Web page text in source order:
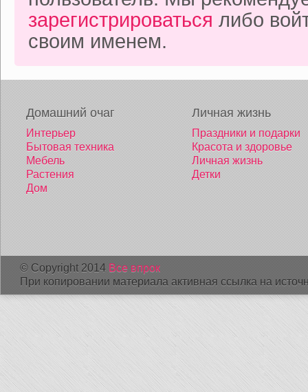
зарегистрироваться либо
своим именем.
Домашний очаг
Интерьер
Бытовая техника
Мебель
Растения
Дом
Личная жизнь
Праздники и подарки
Красота и здоровье
Личная жизнь
Детки
© Copyright 2014 Все впрок
При копировании материала активная ссылка на